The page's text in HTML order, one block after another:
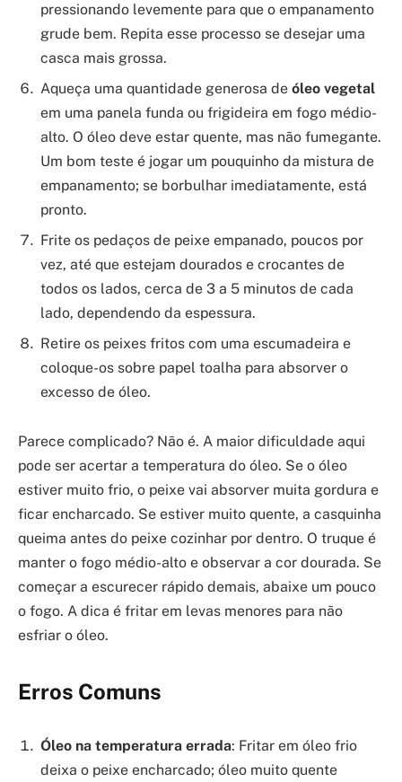
pressionando levemente para que o empanamento
grude bem. Repita esse processo se desejar uma
casca mais grossa.
Aqueça uma quantidade generosa de óleo vegetal
em uma panela funda ou frigideira em fogo médio-
alto. O óleo deve estar quente, mas não fumegante.
Um bom teste é jogar um pouquinho da mistura de
empanamento; se borbulhar imediatamente, está
pronto.
Frite os pedaços de peixe empanado, poucos por
vez, até que estejam dourados e crocantes de
todos os lados, cerca de 3 a 5 minutos de cada
lado, dependendo da espessura.
Retire os peixes fritos com uma escumadeira e
coloque-os sobre papel toalha para absorver o
excesso de óleo.
Parece complicado? Não é. A maior dificuldade aqui
pode ser acertar a temperatura do óleo. Se o óleo
estiver muito frio, o peixe vai absorver muita gordura e
ficar encharcado. Se estiver muito quente, a casquinha
queima antes do peixe cozinhar por dentro. O truque é
manter o fogo médio-alto e observar a cor dourada. Se
começar a escurecer rápido demais, abaixe um pouco
o fogo. A dica é fritar em levas menores para não
esfriar o óleo.
Erros Comuns
Óleo na temperatura errada: Fritar em óleo frio
deixa o peixe encharcado; óleo muito quente